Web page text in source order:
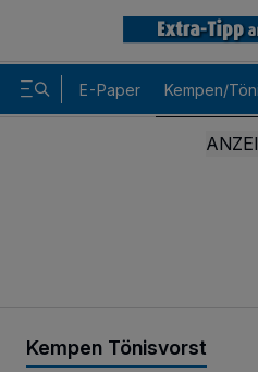
E-Paper Kempen/
Kempen Tönisvorst